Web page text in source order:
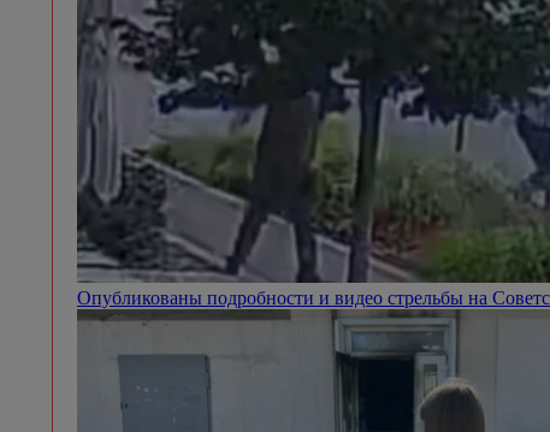
Опубликованы подробности и видео стрельбы на